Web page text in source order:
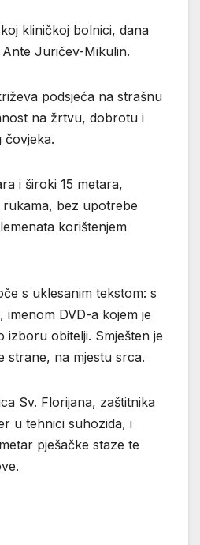
kliničkoj bolnici, dana
Juričev-Mikulin.
podsjeća na strašnu
na žrtvu, dobrotu i
čovjeka.
i široki 15 metara,
bez upotrebe
korištenjem
s uklesanim tekstom: s
imenom DVD-a kojem je
izboru obitelji. Smješten je
strane, na mjestu srca.
Sv. Florijana, zaštitnika
u tehnici suhozida, i
pješačke staze te